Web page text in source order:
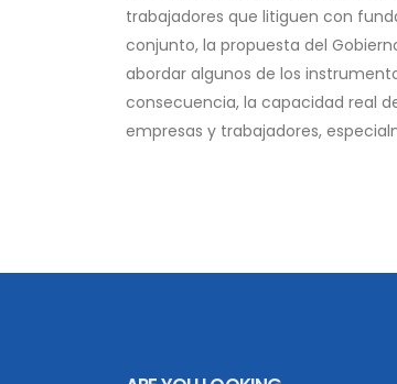
trabajadores que litiguen con
conjunto, la propuesta del
abordar algunos de los
consecuencia, la capacidad real
empresas y trabajadores,